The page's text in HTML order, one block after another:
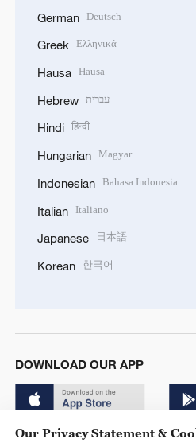
German Deutsch
Greek Ελληνικά
Hausa Hausa
Hebrew עברית
Hindi हिन्दी
Hungarian Magyar
Indonesian Bahasa Indonesia
Italian Italiano
Japanese 日本語
Korean 한국어
DOWNLOAD OUR APP
Our Privacy Statement &